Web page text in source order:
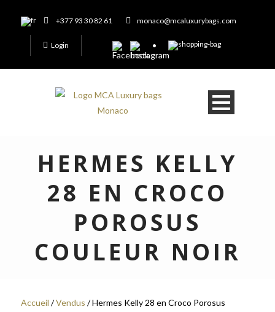
+377 93 30 82 61 monaco@mcaluxurybags.com
Login
HERMES KELLY
28 EN CROCO
POROSUS
COULEUR NOIR
Accueil /Vendus / Hermes Kelly 28 en Croco Porosus